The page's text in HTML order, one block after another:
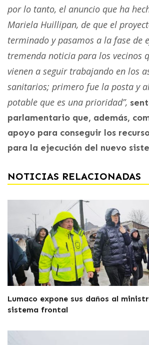
por lo tanto, el anuncio que ha
Mariela Huillipan, de que el
terminado y pasamos a la fase de
tremenda noticia para los vecinos
vienen a seguir trabajando en los
sanitarios; primero fue la posta y
potable que es una prioridad”,
parlamentario que, además,
apoyo para conseguir los
para la ejecución del nuevo
NOTICIAS RELACIONADAS
Lumaco expone sus daños al
sistema frontal